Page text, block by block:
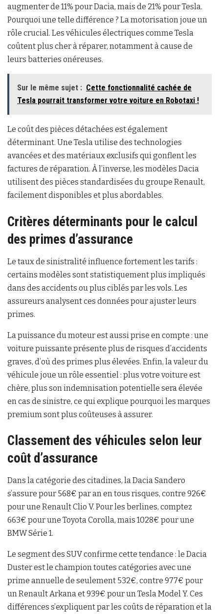
augmenter de 11% pour Dacia, mais de 21% pour Tesla.
Pourquoi une telle différence ? La motorisation joue un
rôle crucial. Les véhicules électriques comme Tesla
coûtent plus cher à réparer, notamment à cause de
leurs batteries onéreuses.
Sur le même sujet : Cette fonctionnalité cachée de
Tesla pourrait transformer votre voiture en Robotaxi !
Le coût des pièces détachées est également
déterminant. Une Tesla utilise des technologies
avancées et des matériaux exclusifs qui gonflent les
factures de réparation. À l’inverse, les modèles Dacia
utilisent des pièces standardisées du groupe Renault,
facilement disponibles et plus abordables.
Critères déterminants pour le calcul
des primes d’assurance
Le taux de sinistralité influence fortement les tarifs :
certains modèles sont statistiquement plus impliqués
dans des accidents ou plus ciblés par les vols. Les
assureurs analysent ces données pour ajuster leurs
primes.
La puissance du moteur est aussi prise en compte : une
voiture puissante présente plus de risques d’accidents
graves, d’où des primes plus élevées. Enfin, la valeur du
véhicule joue un rôle essentiel : plus votre voiture est
chère, plus son indemnisation potentielle sera élevée
en cas de sinistre, ce qui explique pourquoi les marques
premium sont plus coûteuses à assurer.
Classement des véhicules selon leur
coût d’assurance
Dans la catégorie des citadines, la Dacia Sandero
s’assure pour 568€ par an en tous risques, contre 926€
pour une Renault Clio V. Pour les berlines, comptez
663€ pour une Toyota Corolla, mais 1028€ pour une
BMW Série 1.
Le segment des SUV confirme cette tendance : le Dacia
Duster est le champion toutes catégories avec une
prime annuelle de seulement 532€, contre 977€ pour
un Renault Arkana et 939€ pour un Tesla Model Y. Ces
différences s’expliquent par les coûts de réparation et la